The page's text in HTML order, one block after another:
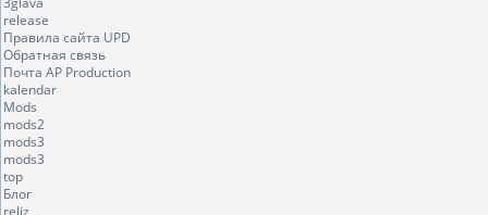
release
Правила сайта UPD
Обратная связь
Почта AP Production
kalendar
Mods
mods2
mods3
mods3
top
Блог
reliz